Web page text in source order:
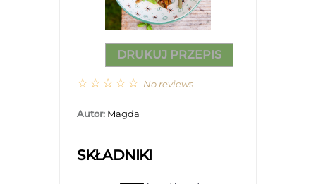
DRUKUJ PRZEPIS
☆
☆
☆
☆
☆ No reviews
Autor: Magda
SKŁADNIKI